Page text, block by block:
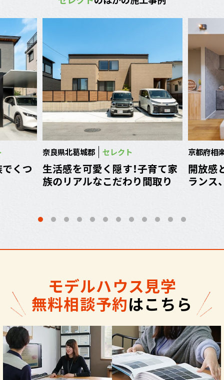
くつ
奈良県北葛城郡 セレクト
生活感を可愛く隠す！子育て家
族のリアルなこだわり間取り
京都府相
開放感
ランス
モデルハウス見学
無料相談予約はこちら